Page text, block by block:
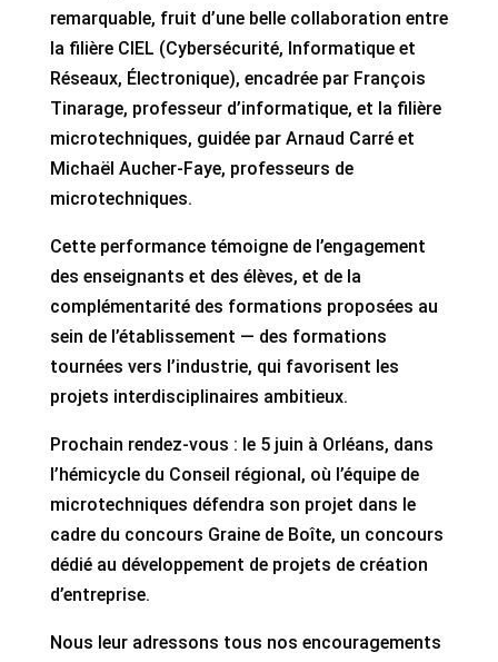
remarquable, fruit d’une belle collaboration entre
la filière CIEL (Cybersécurité, Informatique et
Réseaux, Électronique), encadrée par François
Tinarage, professeur d’informatique, et la filière
microtechniques, guidée par Arnaud Carré et
Michaël Aucher-Faye, professeurs de
microtechniques.
Cette performance témoigne de l’engagement
des enseignants et des élèves, et de la
complémentarité des formations proposées au
sein de l’établissement — des formations
tournées vers l’industrie, qui favorisent les
projets interdisciplinaires ambitieux.
Prochain rendez-vous : le 5 juin à Orléans, dans
l’hémicycle du Conseil régional, où l’équipe de
microtechniques défendra son projet dans le
cadre du concours Graine de Boîte, un concours
dédié au développement de projets de création
d’entreprise.
Nous leur adressons tous nos encouragements